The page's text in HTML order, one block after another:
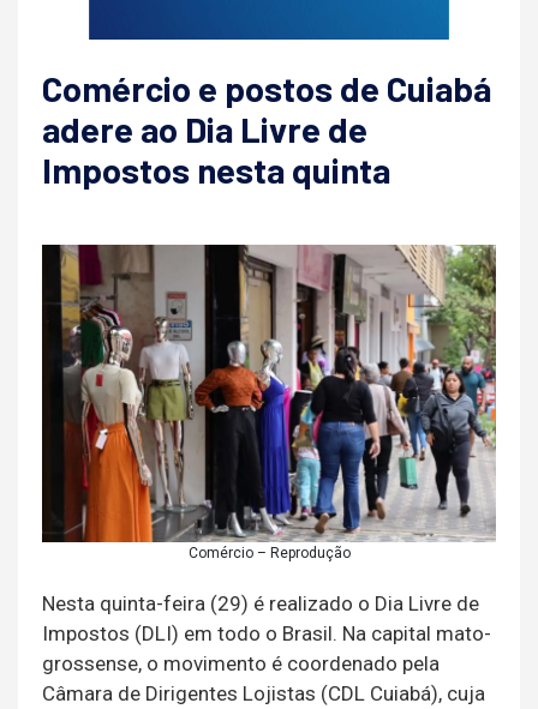
Comércio e postos de Cuiabá
adere ao Dia Livre de
Impostos nesta quinta
Comércio – Reprodução
Nesta quinta-feira (29) é realizado o Dia Livre de
Impostos (DLI) em todo o Brasil. Na capital mato-
grossense, o movimento é coordenado pela
Câmara de Dirigentes Lojistas (CDL Cuiabá), cuja